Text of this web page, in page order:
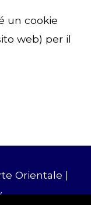
un cookie
web) per il
Orientale |